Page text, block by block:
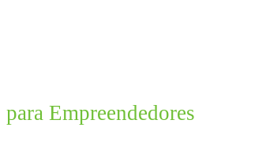
Empreendedores